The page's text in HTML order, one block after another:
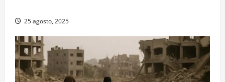
25 agosto, 2025